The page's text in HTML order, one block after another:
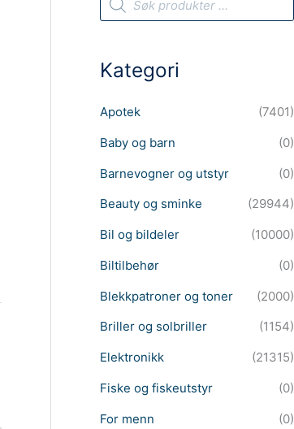
o
t
s
e
a
c
h
Kategori
Apotek
(7401)
Baby og barn
(0)
Barnevogner og utstyr
(0)
Beauty og sminke
(29944)
Bil og bildeler
(10000)
Biltilbehør
(0)
Blekkpatroner og toner
(2000)
Briller og solbriller
(1154)
Elektronikk
(21315)
Fiske og fiskeutstyr
(0)
For menn
(0)